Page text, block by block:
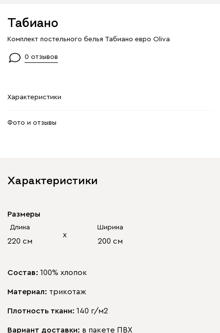
Табиано
Комплект постельного белья Табиано евро Oliva
0 отзывов
Характеристики
Фото и отзывы
Характеристики
Размеры
Длина
220 см
х
Ширина
200 см
Состав: 100% хлопок
Материал: трикотаж
Плотность ткани: 140 г/м2
Вариант доставки: в пакете ПВХ